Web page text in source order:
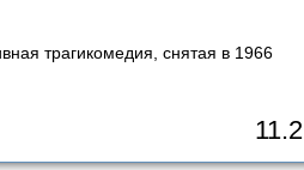
трагикомедия, снятая в 1966
11.2